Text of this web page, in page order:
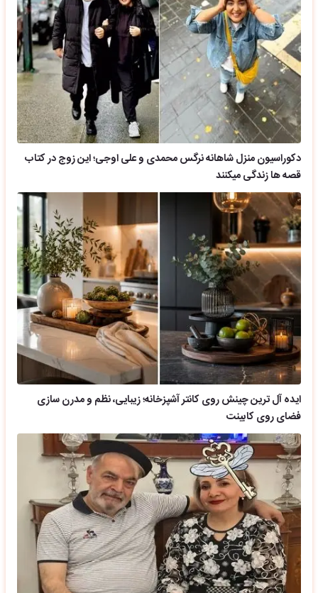
دکوراسیون منزل شاهانه نرگس محمدی و علی اوجی؛ این زوج در کتاب
قصه ها زندگی میکنند
ایده آل ترین چینش روی کانتر آشپزخانه؛ زیبایی، نظم و مدرن سازی
فضای روی کابینت